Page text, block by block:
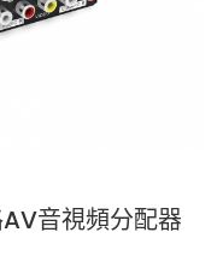
音視頻分配器